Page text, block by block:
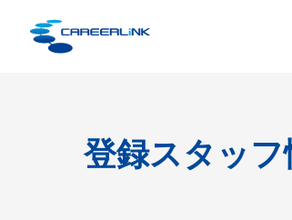
登録スタッフ